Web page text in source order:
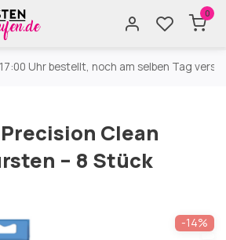
0
Uhr bestellt, noch am selben Tag
Clean
– 8 Stück
-14%